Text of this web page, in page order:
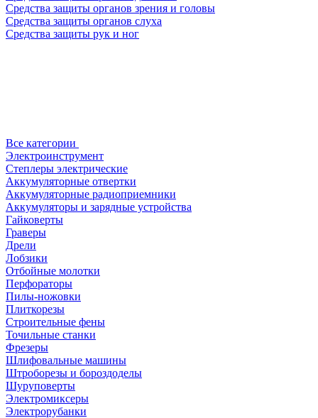
Средства защиты органов зрения и головы
Средства защиты органов слуха
Средства защиты рук и ног
Все категории
Электроинструмент
Степлеры электрические
Аккумуляторные отвертки
Аккумуляторные радиоприемники
Аккумуляторы и зарядные устройства
Гайковерты
Граверы
Дрели
Лобзики
Отбойные молотки
Перфораторы
Пилы-ножовки
Плиткорезы
Строительные фены
Точильные станки
Фрезеры
Шлифовальные машины
Штроборезы и бороздоделы
Шуруповерты
Электромиксеры
Электрорубанки